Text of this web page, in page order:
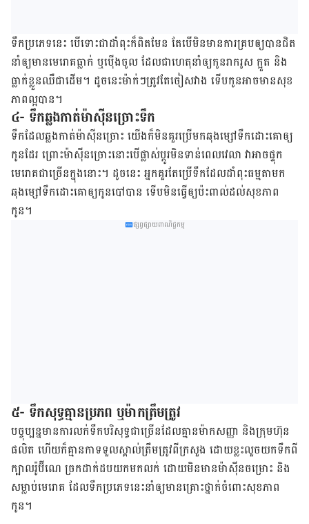
ទឹក​ប្រភេទ​នេះ បើ​ទោះ​ជា​ដាំ​ពុះ​ក៏​ពិត​មែន តែ​បើ​មិន​មាន​ការ​គ្របឲ្យ​បាន​ជិត
នាំឲ្យ​មាន​មេរោគ​ធ្លាក់ ឬ​ប៉ើង​ចូល ដែល​ជា​ហេតុ​នាំឲ្យ​កូន​រាករូស ក្អួត និង​
ធ្លាក់​ខ្លួន​ឈឺ​ជាដើម។ ដូចនេះ​ម៉ាក់​ៗ​ត្រូវតែ​ចៀសវាង ទើប​កូន​អាច​មាន​សុខ
ភាព​ល្អ​បាន។
៤- ទឹក​ឆ្លងកាត់​ម៉ាស៊ីន​ច្រោះ​ទឹក
ទឹក​ដែល​ឆ្លងកាត់​ម៉ាស៊ីន​ច្រោះ យើង​ក៏​មិន​គួរ​ប្រើ​មក​ឆុង​ម្សៅ​ទឹកដោះគោ​ឲ្យ​
កូន​ដែរ ព្រោះ​ម៉ាស៊ីន​ច្រោះ​នោះ​បើ​ផ្លាស់ប្ដូរ​មិន​ទាន់​ពេលវេលា វា​អាច​ផ្ទុក​
មេរោគ​ជាច្រើន​ក្នុង​នោះ។ ដូចនេះ អ្នក​គួរតែ​ប្រើ​ទឹក​ដែល​ដាំ​ពុះ​ធម្មតា​មក​
ឆុង​ម្សៅ​ទឹកដោះគោ​ឲ្យ​កូន​បៅ​បាន ទើប​មិន​ធ្វើ​ឲ្យ​ប៉ះពាល់​ដល់​សុខភាព​
កូន។
ផ្សព្វផ្សាយពាណិជ្ជកម្ម
៥- ទឹក​សុទ្ធ​គ្មាន​ប្រភព ឬ​ម៉ាក​ត្រឹមត្រូវ
បច្ចុប្បន្ន​មាន​ការ​លក់​ទឹក​បរិសុទ្ធ​ជាច្រើន​ដែល​គ្មាន​ម៉ាក​សញ្ញា និង​ក្រុមហ៊ុន​
ផលិត ហើយ​ក៏​គ្មាន​កា​ទទួល​ស្គាល់​ត្រឹមត្រូវ​ពី​ក្រសួង ដោយ​ខ្លះ​លួច​យក​ទឹក​ពី​
ក្បាល​រ៉ូប៊ីណេ ច្រក​ដាក់​ដប​យក​មក​លក់ ដោយ​មិន​មាន​ម៉ាស៊ីន​ចម្រោះ និង​
សម្លាប់​មេរោគ ដែល​ទឹក​ប្រភេទ​នេះ​នាំឲ្យ​មាន​គ្រោះថ្នាក់​ចំពោះ​សុខភាព​
កូន។